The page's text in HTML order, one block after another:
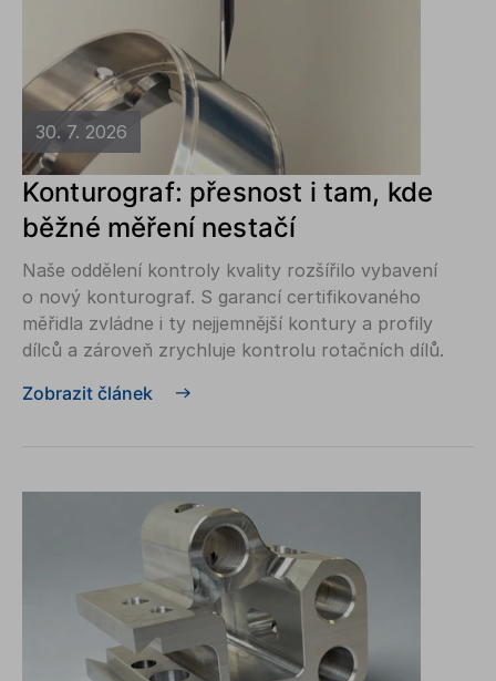
30. 7. 2026
Konturograf: přesnost i tam, kde
běžné měření nestačí
Naše oddělení kontroly kvality rozšířilo vybavení
o nový konturograf. S garancí certifikovaného
měřidla zvládne i ty nejjemnější kontury a profily
dílců a zároveň zrychluje kontrolu rotačních dílů.
Zobrazit článek